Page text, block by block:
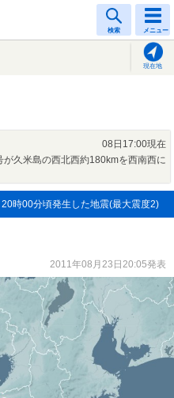
検索 メニュー
現在地
08日17:00現在
久米島の西北西約180kmを西南西に
20時00分頃発生した地震(最大震度2)
2011年08月23日20:05発表